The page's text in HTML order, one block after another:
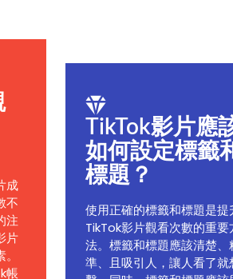
成
不
注
片
帳
TikTok影片應
如何設定標籤
標題？
使用正確的標籤和標題是提
TikTok影片觀看次數的重要
法。標籤和標題應該清楚、
準、且吸引人，讓人看了就